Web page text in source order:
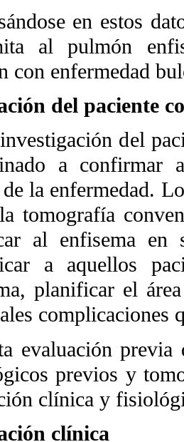
en estos
al pulmón
con enfermedad
del paciente
del
a confirmar
de la enfermedad.
tomografía
al enfisema en
a aquellos
planificar el
complicaciones
previa
previos y
clínica y
clínica